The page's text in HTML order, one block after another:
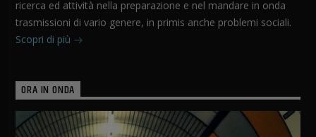
ricerca ed attività nella preparazione e nel mandare in onda
trasmissioni di vario genere, in primis anche problemi sociali.
Scopri di più
ORA IN ONDA